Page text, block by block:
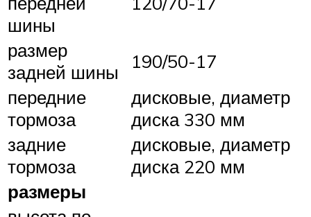
шины
размер
задней шины
190/50-17
передние
тормоза
дисковые, диаметр
диска 330 мм
задние
тормоза
дисковые, диаметр
диска 220 мм
размеры